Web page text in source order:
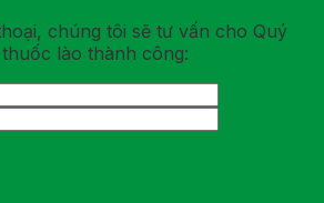
chúng tôi sẽ tư vấn cho Quý
lào thành công: